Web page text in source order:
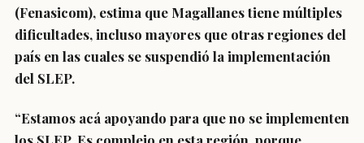
(Fenasicom), estima que Magallanes tiene múltiples
dificultades, incluso mayores que otras regiones del
país en las cuales se suspendió la implementación
del SLEP.
“Estamos acá apoyando para que no se implementen